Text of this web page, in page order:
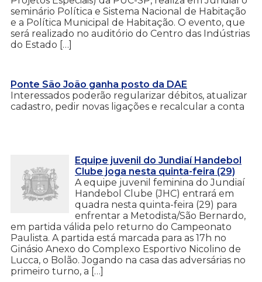
seminário Política e Sistema Nacional de Habitação
e a Política Municipal de Habitação. O evento, que
será realizado no auditório do Centro das Indústrias
do Estado […]
Ponte São João ganha posto da DAE
Interessados poderão regularizar débitos, atualizar
cadastro, pedir novas ligações e recalcular a conta
Equipe juvenil do Jundiaí Handebol
Clube joga nesta quinta-feira (29)
A equipe juvenil feminina do Jundiaí
Handebol Clube (JHC) entrará em
quadra nesta quinta-feira (29) para
enfrentar a Metodista/São Bernardo,
em partida válida pelo returno do Campeonato
Paulista. A partida está marcada para as 17h no
Ginásio Anexo do Complexo Esportivo Nicolino de
Lucca, o Bolão. Jogando na casa das adversárias no
primeiro turno, a […]